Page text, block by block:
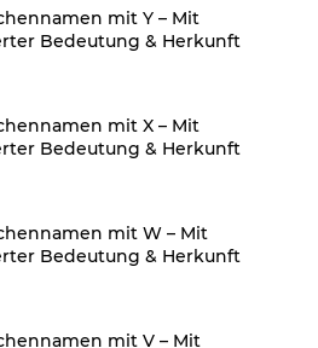
mit Y – Mit
Bedeutung & Herkunft
mit X – Mit
Bedeutung & Herkunft
mit W – Mit
Bedeutung & Herkunft
mit V – Mit